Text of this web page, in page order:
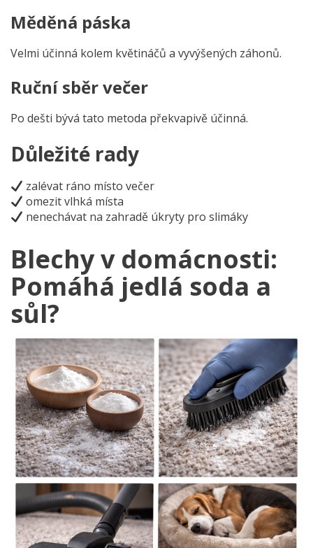
Měděná páska
Velmi účinná kolem květináčů a vyvýšených záhonů.
Ruční sběr večer
Po dešti bývá tato metoda překvapivě účinná.
Důležité rady
zalévat ráno místo večer
omezit vlhká místa
nenechávat na zahradě úkryty pro slimáky
Blechy v domácnosti:
Pomáhá jedlá soda a
sůl?